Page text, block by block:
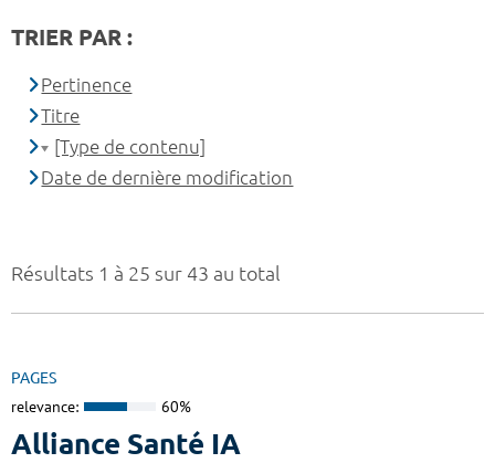
Résultats 1 à 25 sur 43 au total
PAGES
relevance: 60%
Alliance Santé IA
TRIER PAR :
Pertinence
Titre
[Type de contenu]
Date de dernière modification